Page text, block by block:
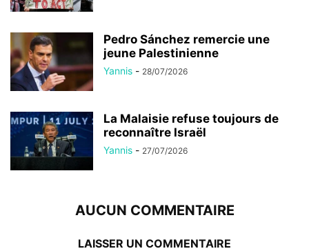
Pedro Sánchez remercie une
jeune Palestinienne
Yannis - 28/07/2026
La Malaisie refuse toujours de
reconnaître Israël
Yannis - 27/07/2026
AUCUN COMMENTAIRE
LAISSER UN COMMENTAIRE